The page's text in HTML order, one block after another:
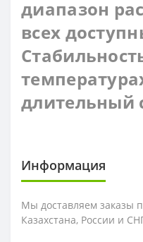
диапазон
всех
длительный
Информация
Мы доставляем заказы
Казахстана, России и